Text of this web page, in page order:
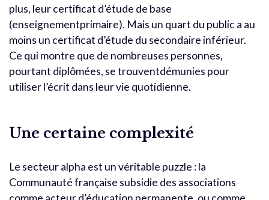
plus, leur certificat d’étude de base
(enseignementprimaire). Mais un quart du public a au
moins un certificat d’étude du secondaire inférieur.
Ce qui montre que de nombreuses personnes,
pourtant diplômées, se trouventdémunies pour
utiliser l’écrit dans leur vie quotidienne.
Une certaine complexité
Le secteur alpha est un véritable puzzle : la
Communauté française subsidie des associations